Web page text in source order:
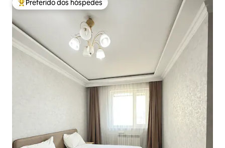
Entre os melhores preferidos dos hóspedes
Preferido dos hóspedes